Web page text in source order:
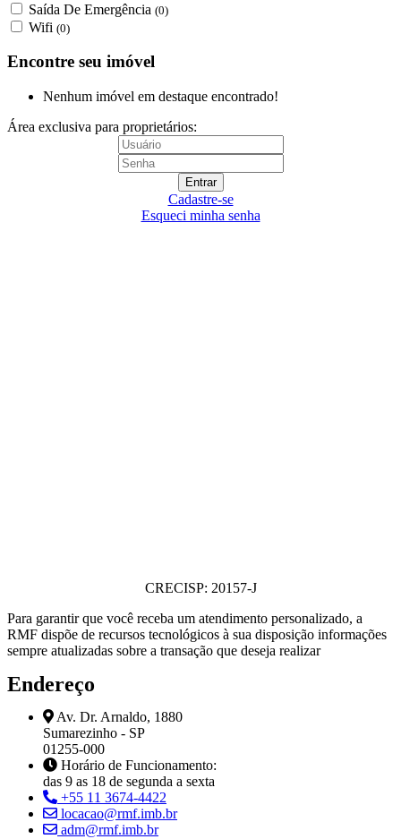
Saída De Emergência (0)
Wifi (0)
Encontre seu imóvel
Nenhum imóvel em destaque encontrado!
Área exclusiva para proprietários:
Cadastre-se
Esqueci minha senha
CRECISP: 20157-J
Para garantir que você receba um atendimento personalizado, a
RMF dispõe de recursos tecnológicos à sua disposição informações
sempre atualizadas sobre a transação que deseja realizar
Endereço
Av. Dr. Arnaldo, 1880
Sumarezinho - SP
01255-000
Horário de Funcionamento:
das 9 as 18 de segunda a sexta
+55 11 3674-4422
locacao@rmf.imb.br
adm@rmf.imb.br